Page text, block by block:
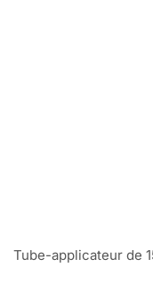
Tube-applicateur de